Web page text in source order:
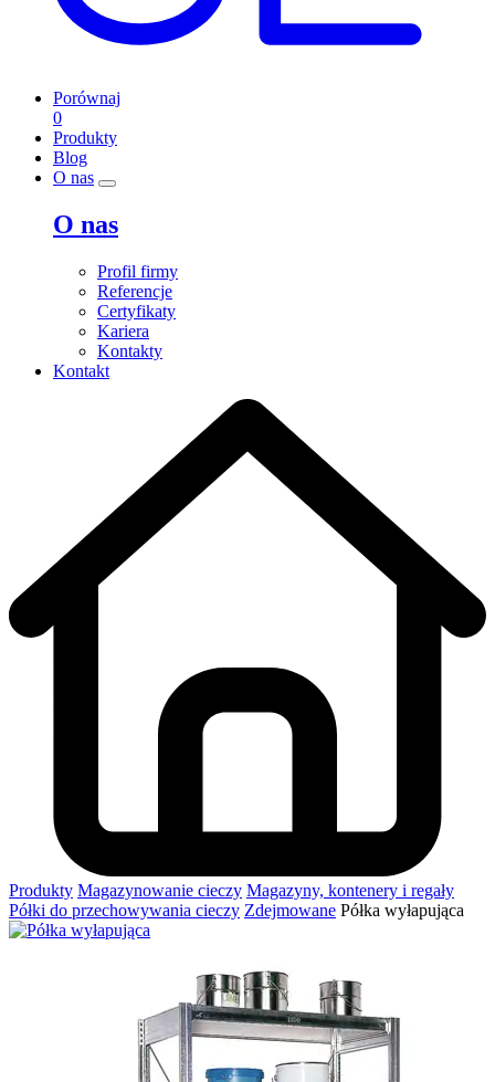
Porównaj
0
Produkty
Blog
O nas
O nas
Profil firmy
Referencje
Certyfikaty
Kariera
Kontakty
Kontakt
Produkty Magazynowanie cieczy Magazyny, kontenery i regały
Półki do przechowywania cieczy Zdejmowane Półka wyłapująca